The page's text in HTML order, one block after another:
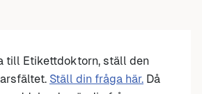
till Etikettdoktorn, ställ den
Ställ din fråga här. Då